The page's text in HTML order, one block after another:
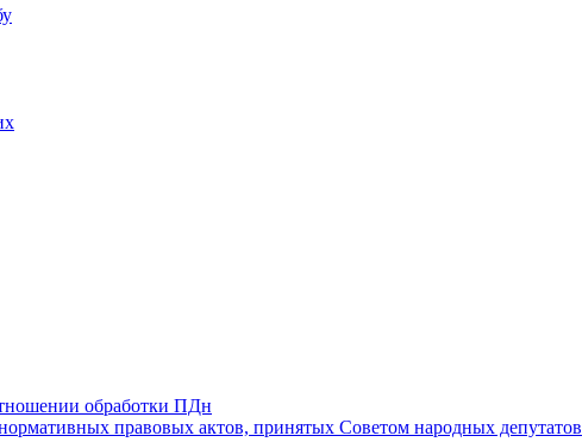
обработки ПДн
правовых актов, принятых Советом народных депутатов